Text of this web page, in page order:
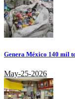
Genera México 140 mil
May-25-2026